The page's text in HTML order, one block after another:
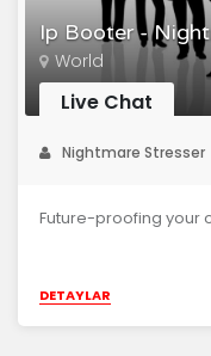
Ip Booter -
World
Live Chat
Nightmare Stresser
Future-proofing your
DETAYLAR